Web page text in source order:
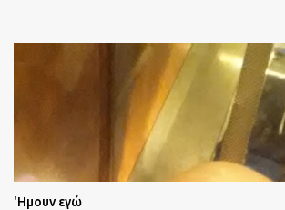
'Ημουν εγώ